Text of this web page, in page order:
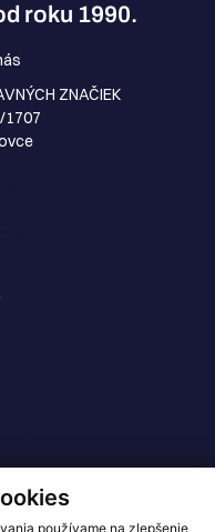
používame na zlepšenie
roku 1990.
ZNAČIEK
1707